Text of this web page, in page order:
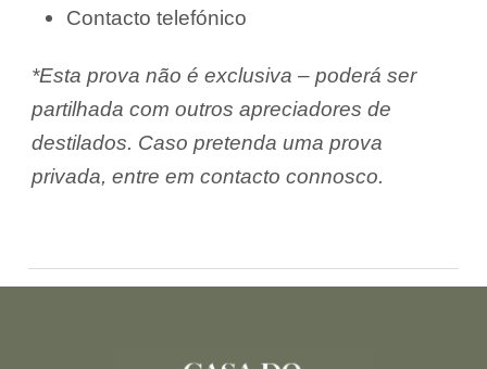
Contacto telefónico
*Esta prova não é exclusiva – poderá ser
partilhada com outros apreciadores de
destilados. Caso pretenda uma prova
privada, entre em contacto connosco.